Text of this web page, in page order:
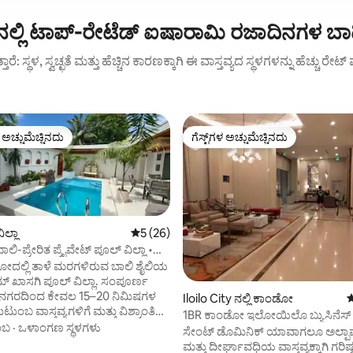
ಟಾಪ್-ರೇಟೆಡ್ ಐಷಾರಾಮಿ ರಜಾದಿನಗಳ
ಸ್ಥಳ, ಸ್ವಚ್ಛತೆ ಮತ್ತು ಹೆಚ್ಚಿನ ಕಾರಣಕ್ಕಾಗಿ ಈ ವಾಸ್ತವ್ಯದ ಸ್ಥಳಗಳನ್ನು ಹೆಚ್ಚು
ಹೆಚ್ಚು ಅಚ್ಚುಮೆಚ್ಚಿನದು
5 ರಲ್ಲಿ 5 ಸರಾಸರಿ ರೇಟಿಂಗ್, 26 ವಿಮರ್ಶೆಗಳು
5 (26)
ಪ್ರೇರಿತ ಪ್ರೈವೇಟ್ ಪೂಲ್ ವಿಲ್ಲಾ •
ತಾಳೆ ಮರಗಳಿರುವ ಬಾಲಿ ಶೈಲಿಯ
ಪೂಲ್ ವಿಲ್ಲಾ. ಸಂಪೂರ್ಣ
ಕೇವಲ 15–20 ನಿಮಿಷಗಳ
ವಾಸ್ತವ್ಯಗಳಿಗೆ ಮತ್ತು ವಿಶ್ರಾಂತಿಯ
ಕಾರಂಜಿ ಮತ್ತು ರಾತ್ರಿ
ಸುಂದರವಾದ ಖಾಸಗಿ ಪೂಲ್ ಅನ್ನು
· ಒಳಾಂಗಣ ಸ್ಥಳಗಳು
ಗೆಸ್ಟ್‌ಗಳ ಅಚ್ಚುಮೆಚ್ಚಿನದು
ಗೆಸ್ಟ್‌ಗಳ ಅಚ್ಚುಮೆಚ್ಚಿನದು
Iloilo City ನಲ್ಲಿ ಕಾಂಡೋ
1BR ಕಾಂಡೋ ಇಲೋಯಿಲೊ ಬ್ಯುಸಿನೆಸ್
ಸೇಂಟ್ ಡೊಮಿನಿಕ್ ಯಾವಾಗಲೂ
ಮತ್ತು ದೀರ್ಘಾವಧಿಯ ವಾಸ್ತವ್ಯಕ್ಕಾಗಿ ಗರಿಷ್ಠ